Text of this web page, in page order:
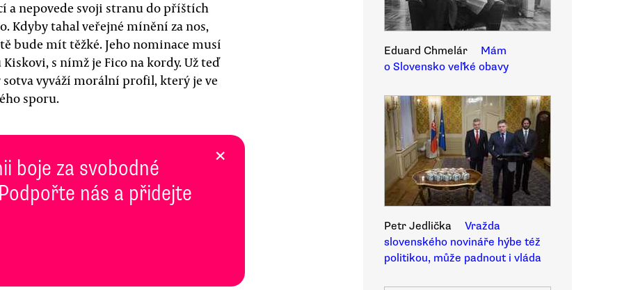
a nepovede svoji stranu do příštích
Kdyby tahal veřejné mínění za nos,
bude mít těžké. Jeho nominace musí
s nímž je Fico na kordy. Už teď
vyváží morální profil, který je ve
sporu.
boje za svobodné
nás a přidejte
×
Eduard Chmelár
Mám
o Slovensko veľké obavy
Petr Jedlička
Vražda
slovenského novináře hýbe též
politikou, může padnout i vláda